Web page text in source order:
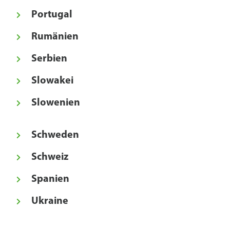
Portugal
Rumänien
Serbien
Slowakei
Slowenien
Schweden
Schweiz
Spanien
Ukraine